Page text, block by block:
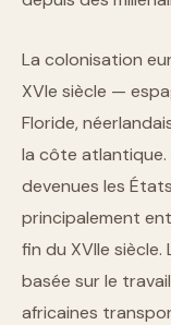
La colonisation
XVIe siècle —
Floride,
la côte atlantique.
devenues les
principalement
fin du XVIIe siècle.
basée sur le
africaines